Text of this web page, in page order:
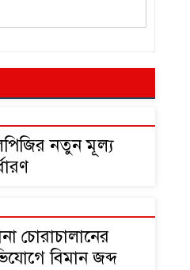
নতুন মূল্য
চোরাচালানের
বিমান জব্দ